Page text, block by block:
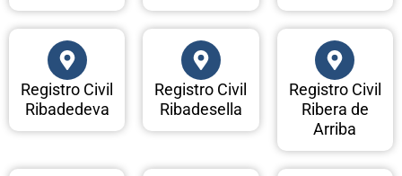
Registro Civil
Ribadedeva
Registro Civil
Ribadesella
Registro Civil
Ribera de
Arriba